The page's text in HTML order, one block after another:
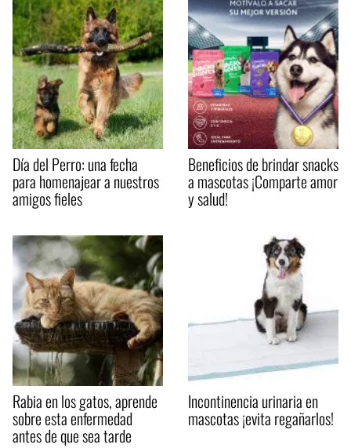
Día del Perro: una fecha
para homenajear a nuestros
amigos fieles
Beneficios de brindar snacks
a mascotas ¡Comparte amor
y salud!
Rabia en los gatos, aprende
sobre esta enfermedad
antes de que sea tarde
Incontinencia urinaria en
mascotas ¡evita regañarlos!